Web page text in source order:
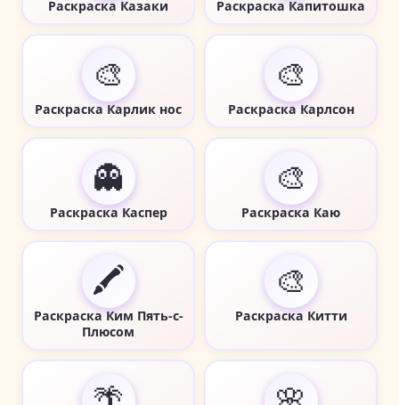
Раскраска Казаки Раскраска Капитошка
🎨
Раскраска Карлик нос
🎨
Раскраска Карлсон
👻
Раскраска Каспер
🎨
Раскраска Каю
🖍️
Раскраска Ким Пять-с-
Плюсом
🎨
Раскраска Китти